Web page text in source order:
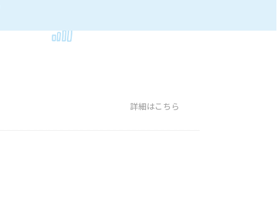
詳細はこちら